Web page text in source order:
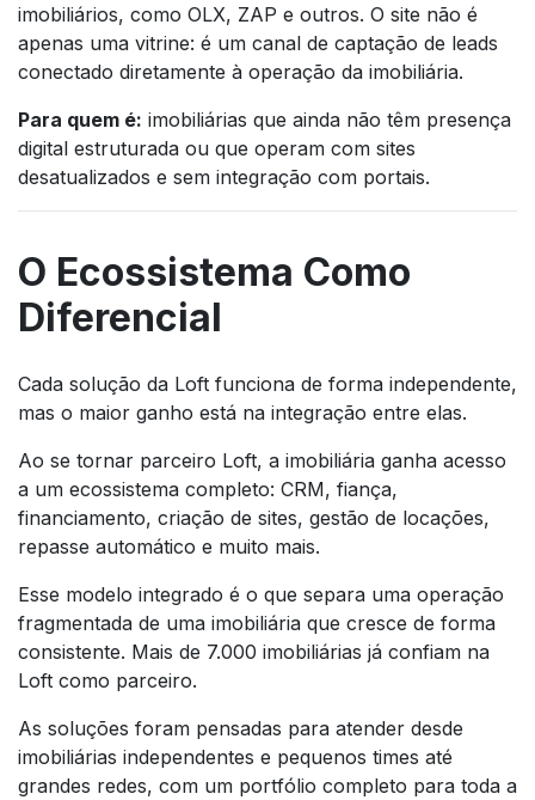
imobiliários, como OLX, ZAP e outros. O site não é
apenas uma vitrine: é um canal de captação de leads
conectado diretamente à operação da imobiliária.
Para quem é: imobiliárias que ainda não têm presença
digital estruturada ou que operam com sites
desatualizados e sem integração com portais.
O Ecossistema Como
Diferencial
Cada solução da Loft funciona de forma independente,
mas o maior ganho está na integração entre elas.
Ao se tornar parceiro Loft, a imobiliária ganha acesso
a um ecossistema completo: CRM, fiança,
financiamento, criação de sites, gestão de locações,
repasse automático e muito mais.
Esse modelo integrado é o que separa uma operação
fragmentada de uma imobiliária que cresce de forma
consistente. Mais de 7.000 imobiliárias já confiam na
Loft como parceiro.
As soluções foram pensadas para atender desde
imobiliárias independentes e pequenos times até
grandes redes, com um portfólio completo para toda a